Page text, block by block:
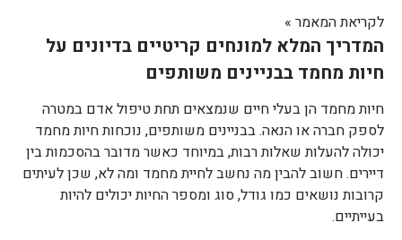
לקריאת המאמר »
המדריך המלא למונחים קריטיים בדיונים על
חיות מחמד בבניינים משותפים
חיות מחמד הן בעלי חיים שנמצאים תחת טיפול אדם במטרה
לספק חברה או הנאה. בבניינים משותפים, נוכחות חיות מחמד
יכולה להעלות שאלות רבות, במיוחד כאשר מדובר בהסכמות בין
דיירים. חשוב להבין מה נחשב לחיית מחמד ומה לא, שכן לעיתים
קרובות נושאים כמו גודל, סוג ומספר החיות יכולים להיות
בעייתיים.